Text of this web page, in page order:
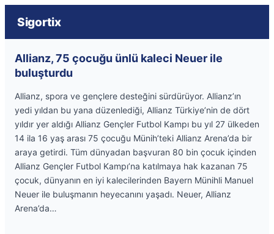
Sigortix
Allianz, 75 çocuğu ünlü kaleci Neuer ile
buluşturdu
Allianz, spora ve gençlere desteğini sürdürüyor. Allianz’ın
yedi yıldan bu yana düzenlediği, Allianz Türkiye’nin de dört
yıldır yer aldığı Allianz Gençler Futbol Kampı bu yıl 27 ülkeden
14 ila 16 yaş arası 75 çocuğu Münih’teki Allianz Arena’da bir
araya getirdi. Tüm dünyadan başvuran 80 bin çocuk içinden
Allianz Gençler Futbol Kampı’na katılmaya hak kazanan 75
çocuk, dünyanın en iyi kalecilerinden Bayern Münihli Manuel
Neuer ile buluşmanın heyecanını yaşadı. Neuer, Allianz
Arena’da…